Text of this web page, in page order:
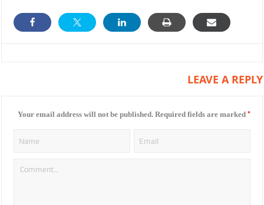
LEAVE A REPLY
Your email address will not be published. Required fields are marked *